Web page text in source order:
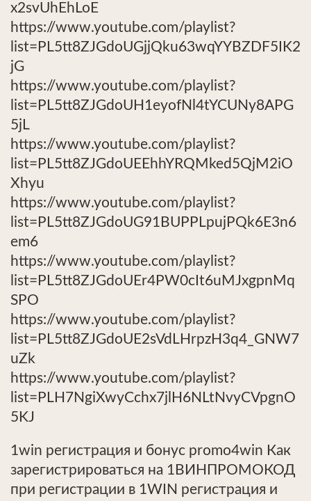
x2svUhEhLoE
https://www.youtube.com/playlist?
list=PL5tt8ZJGdoUGjjQku63wqYYBZDF5IK2
jG
https://www.youtube.com/playlist?
list=PL5tt8ZJGdoUH1eyofNl4tYCUNy8APG
5jL
https://www.youtube.com/playlist?
list=PL5tt8ZJGdoUEEhhYRQMked5QjM2iO
Xhyu
https://www.youtube.com/playlist?
list=PL5tt8ZJGdoUG91BUPPLpujPQk6E3n6
em6
https://www.youtube.com/playlist?
list=PL5tt8ZJGdoUEr4PW0cIt6uMJxgpnMq
SPO
https://www.youtube.com/playlist?
list=PL5tt8ZJGdoUE2sVdLHrpzH3q4_GNW7
uZk
https://www.youtube.com/playlist?
list=PLH7NgiXwyCchx7jlH6NLtNvyCVpgnO
5KJ
1win регистрация и бонус promo4win Как
зарегистрироваться на 1ВИНПРОМОКОД
при регистрации в 1WIN регистрация и